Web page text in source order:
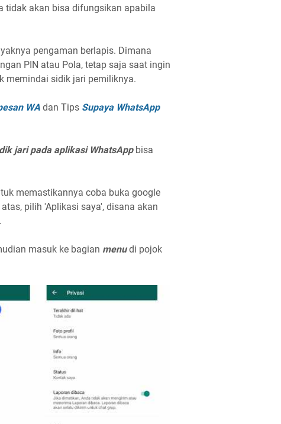
tidak akan bisa difungsikan apabila
pengaman berlapis. Dimana
PIN atau Pola, tetap saja saat ingin
memindai sidik jari pemiliknya.
WA dan Tips Supaya WhatsApp
jari pada aplikasi WhatsAppbisa
memastikannya coba buka google
pilih 'Aplikasi saya', disana akan
masuk ke bagian menudi pojok